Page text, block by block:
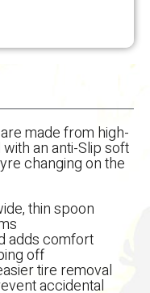
made from high-
an anti-Slip soft
changing on the
thin spoon
adds comfort
off
tire removal
accidental